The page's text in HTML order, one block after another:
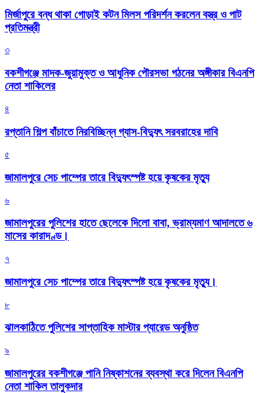
মির্জাপুরে বন্ধ থাকা গোড়াই কটন মিলস পরিদর্শন করলেন বস্ত্র ও পাট
প্রতিমন্ত্রী
৩
বকশীগঞ্জে মাদক-জুয়ামুক্ত ও আধুনিক পৌরসভা গঠনের অঙ্গীকার বিএনপি
নেতা শাকিলের
৪
রপ্তানি শিল্প বাঁচাতে নিরবিচ্ছিন্ন গ্যাস-বিদ্যুৎ সরবরাহের দাবি
৫
জামালপুরে সেচ পাম্পের তারে বিদ্যুৎস্পষ্ট হয়ে কৃষকের মৃত্যু
৬
জামালপুরের পুলিশের হাতে ছেলেকে দিলো বাবা, ভ্রাম্যমাণ আদালতে ৬
মাসের কারাদণ্ড।
৭
জামালপুরে সেচ পাম্পের তারে বিদ্যুৎস্পষ্ট হয়ে কৃষকের মৃত্যু।
৮
‎ঝালকাঠিতে পুলিশের সাপ্তাহিক মাস্টার প্যারেড অনুষ্ঠিত
৯
জামালপুরের বকশীগঞ্জে পানি নিষ্কাশনের ব্যবস্থা করে দিলেন বিএনপি
নেতা শাকিল তালুকদার